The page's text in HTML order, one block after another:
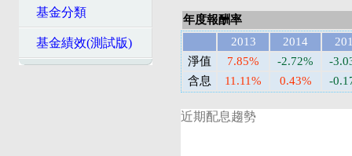
基金分類
基金績效(測試版)
年度報酬率
2013
2014
淨值
7.85% -2.72%
-
含息
11.11% 0.43% -
近期配息趨勢